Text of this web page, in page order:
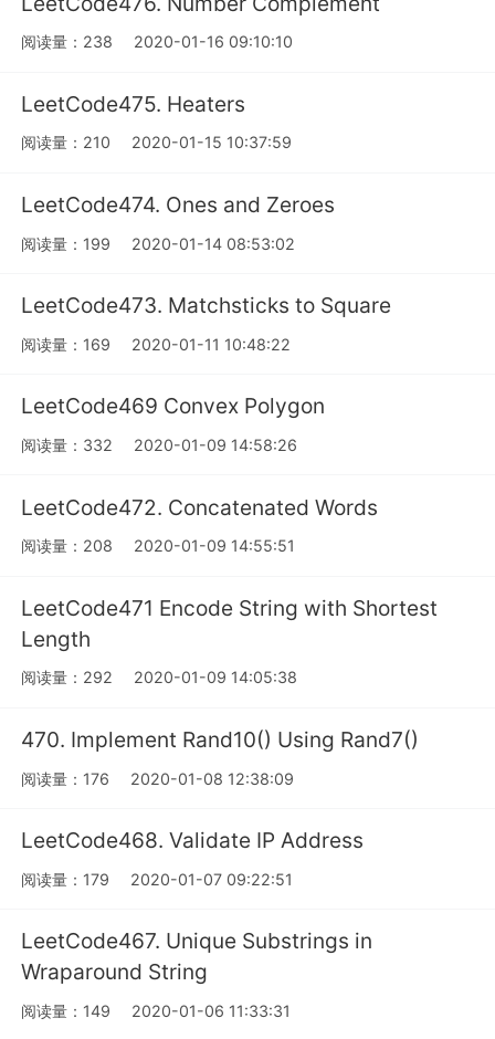
阅读量：238 2020-01-16 09:10:10
LeetCode475. Heaters
阅读量：210 2020-01-15 10:37:59
LeetCode474. Ones and Zeroes
阅读量：199 2020-01-14 08:53:02
LeetCode473. Matchsticks to Square
阅读量：169 2020-01-11 10:48:22
LeetCode469 Convex Polygon
阅读量：332 2020-01-09 14:58:26
LeetCode472. Concatenated Words
阅读量：208 2020-01-09 14:55:51
LeetCode471 Encode String with Shortest
Length
阅读量：292 2020-01-09 14:05:38
470. Implement Rand10() Using Rand7()
阅读量：176 2020-01-08 12:38:09
LeetCode468. Validate IP Address
阅读量：179 2020-01-07 09:22:51
LeetCode467. Unique Substrings in
Wraparound String
阅读量：149 2020-01-06 11:33:31